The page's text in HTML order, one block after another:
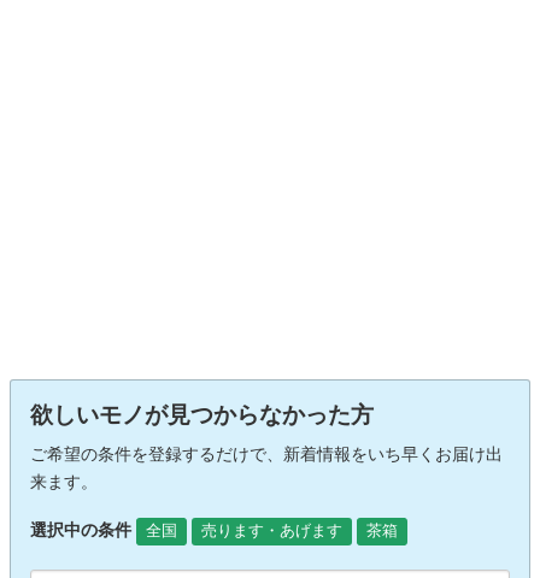
欲しいモノが見つからなかった方
ご希望の条件を登録するだけで、新着情報をいち早くお届け出
来ます。
選択中の条件 全国 売ります・あげます 茶箱